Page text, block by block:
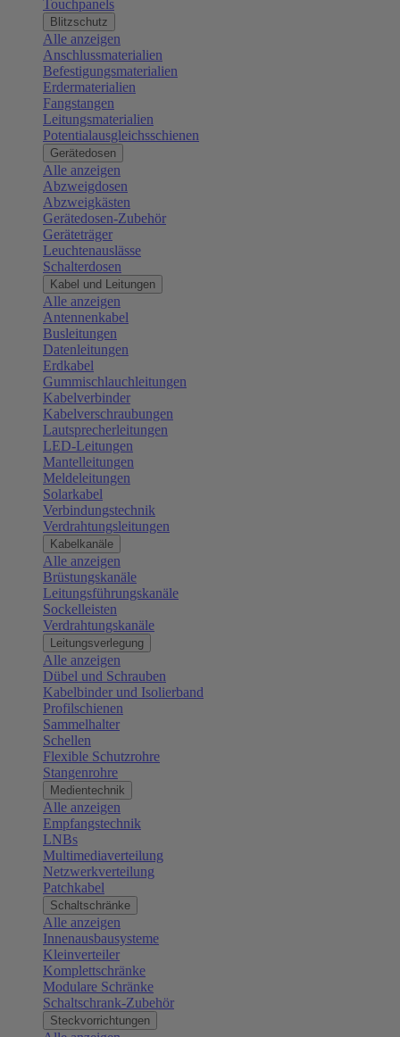
Touchpanels
Blitzschutz
Alle anzeigen
Anschlussmaterialien
Befestigungsmaterialien
Erdermaterialien
Fangstangen
Leitungsmaterialien
Potentialausgleichsschienen
Gerätedosen
Alle anzeigen
Abzweigdosen
Abzweigkästen
Gerätedosen-Zubehör
Geräteträger
Leuchtenauslässe
Schalterdosen
Kabel und Leitungen
Alle anzeigen
Antennenkabel
Busleitungen
Datenleitungen
Erdkabel
Gummischlauchleitungen
Kabelverbinder
Kabelverschraubungen
Lautsprecherleitungen
LED-Leitungen
Mantelleitungen
Meldeleitungen
Solarkabel
Verbindungstechnik
Verdrahtungsleitungen
Kabelkanäle
Alle anzeigen
Brüstungskanäle
Leitungsführungskanäle
Sockelleisten
Verdrahtungskanäle
Leitungsverlegung
Alle anzeigen
Dübel und Schrauben
Kabelbinder und Isolierband
Profilschienen
Sammelhalter
Schellen
Flexible Schutzrohre
Stangenrohre
Medientechnik
Alle anzeigen
Empfangstechnik
LNBs
Multimediaverteilung
Netzwerkverteilung
Patchkabel
Schaltschränke
Alle anzeigen
Innenausbausysteme
Kleinverteiler
Komplettschränke
Modulare Schränke
Schaltschrank-Zubehör
Steckvorrichtungen